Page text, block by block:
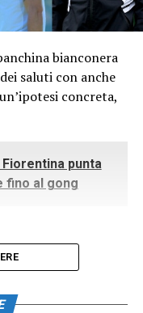
bianconera
saluti con anche
concreta,
punta
fino al gong